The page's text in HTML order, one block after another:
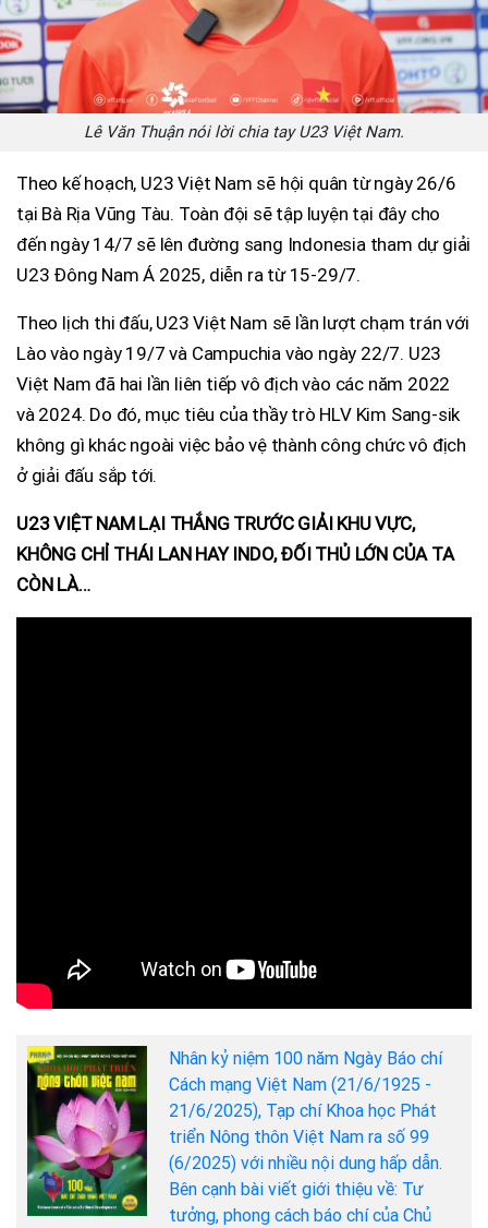
Lê Văn Thuận nói lời chia tay U23 Việt Nam.
Theo kế hoạch, U23 Việt Nam sẽ hội quân từ ngày 26/6
tại Bà Rịa Vũng Tàu. Toàn đội sẽ tập luyện tại đây cho
đến ngày 14/7 sẽ lên đường sang Indonesia tham dự giải
U23 Đông Nam Á 2025, diễn ra từ 15-29/7.
Theo lịch thi đấu, U23 Việt Nam sẽ lần lượt chạm trán với
Lào vào ngày 19/7 và Campuchia vào ngày 22/7. U23
Việt Nam đã hai lần liên tiếp vô địch vào các năm 2022
và 2024. Do đó, mục tiêu của thầy trò HLV Kim Sang-sik
không gì khác ngoài việc bảo vệ thành công chức vô địch
ở giải đấu sắp tới.
U23 VIỆT NAM LẠI THẮNG TRƯỚC GIẢI KHU VỰC,
KHÔNG CHỈ THÁI LAN HAY INDO, ĐỐI THỦ LỚN CỦA TA
CÒN LÀ…
Nhân kỷ niệm 100 năm Ngày Báo chí
Cách mạng Việt Nam (21/6/1925 -
21/6/2025), Tạp chí Khoa học Phát
triển Nông thôn Việt Nam ra số 99
(6/2025) với nhiều nội dung hấp dẫn.
Bên cạnh bài viết giới thiệu về: Tư
tưởng, phong cách báo chí của Chủ